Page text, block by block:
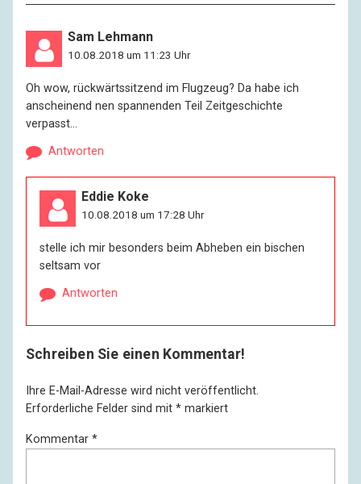
Sam Lehmann
10.08.2018 um 11:23 Uhr
Oh wow, rückwärtssitzend im Flugzeug? Da habe ich
anscheinend nen spannenden Teil Zeitgeschichte
verpasst…
Antworten
Eddie Koke
10.08.2018 um 17:28 Uhr
stelle ich mir besonders beim Abheben ein bischen
seltsam vor
Antworten
Schreiben Sie einen Kommentar!
Ihre E-Mail-Adresse wird nicht veröffentlicht.
Erforderliche Felder sind mit * markiert
Kommentar *